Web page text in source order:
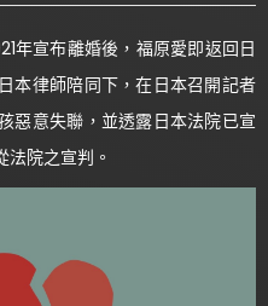
年宣布離婚後，福原愛即返回日
本律師陪同下，在日本召開記者
惡意失聯，並透露日本法院已宣
院之宣判。